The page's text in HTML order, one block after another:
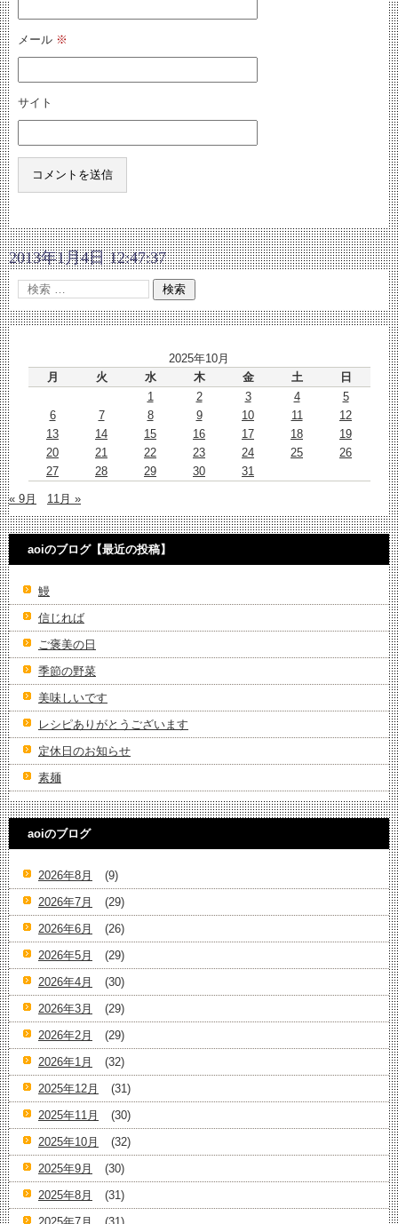
メール ※
サイト
2013年1月4日 12:47:37
2025年10月
月
火 水 木 金 土
日
1
2 3 4
5
6
7 8 9 10 11
12
13
14 15 16 17 18
19
20
21 22 23 24 25
26
27
28 29 30 31
« 9月 11月 »
aoiのブログ【最近の投稿】
鰻
信じれば
ご褒美の日
季節の野菜
美味しいです
レシピありがとうございます
定休日のお知らせ
素麺
aoiのブログ
2026年8月
(9)
2026年7月
(29)
2026年6月
(26)
2026年5月
(29)
2026年4月
(30)
2026年3月
(29)
2026年2月
(29)
2026年1月
(32)
2025年12月
(31)
2025年11月
(30)
2025年10月
(32)
2025年9月
(30)
2025年8月
(31)